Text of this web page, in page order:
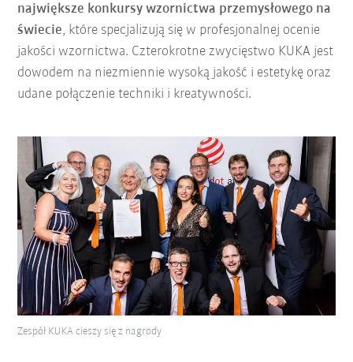
największe konkursy wzornictwa przemysłowego na
świecie, które specjalizują się w profesjonalnej ocenie
jakości wzornictwa. Czterokrotne zwycięstwo KUKA jest
dowodem na niezmiennie wysoką jakość i estetykę oraz
udane połączenie techniki i kreatywności.
Zespół KUKA cieszy się z nagrody